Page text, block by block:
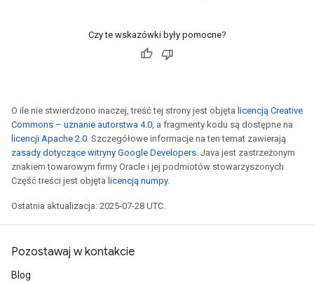
Czy te wskazówki były pomocne?
O ile nie stwierdzono inaczej, treść tej strony jest objęta licencją Creative
Commons – uznanie autorstwa 4.0, a fragmenty kodu są dostępne na
licencji Apache 2.0. Szczegółowe informacje na ten temat zawierają
zasady dotyczące witryny Google Developers. Java jest zastrzeżonym
znakiem towarowym firmy Oracle i jej podmiotów stowarzyszonych.
Część treści jest objęta licencją numpy.
Ostatnia aktualizacja: 2025-07-28 UTC.
Pozostawaj w kontakcie
Blog